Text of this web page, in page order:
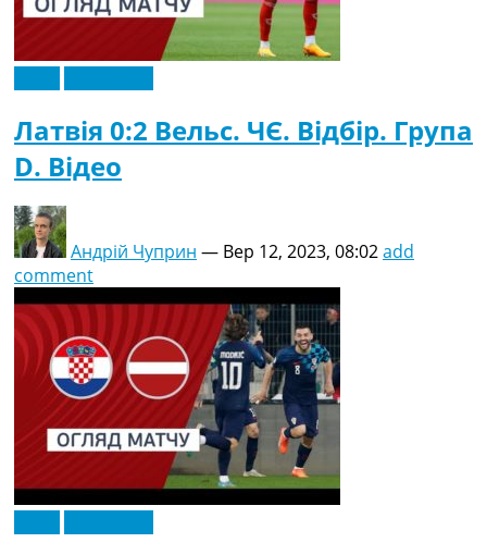
Латвія 0:2 Вельс. ЧЄ. Відбір. Група
D. Відео
Андрій Чуприн — Вер 12, 2023, 08:02add
comment